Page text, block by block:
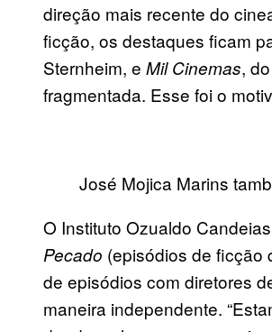
direção mais recente do
ficção, os destaques ficam
Sternheim, e Mil Cinemas,
fragmentada. Esse foi o
José Mojica Marins
O Instituto Ozualdo
Pecado (episódios de ficção
de episódios com diretores
maneira independente.